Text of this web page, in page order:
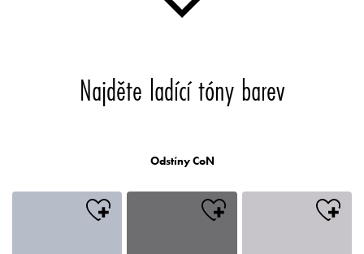
Najděte ladící tóny barev
Odstíny CoN